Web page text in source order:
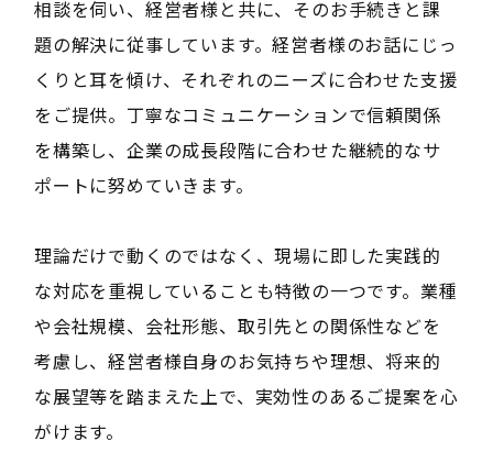
相談を伺い、経営者様と共に、そのお手続きと課
題の解決に従事しています。経営者様のお話にじっ
くりと耳を傾け、それぞれのニーズに合わせた支援
をご提供。丁寧なコミュニケーションで信頼関係
を構築し、企業の成長段階に合わせた継続的なサ
ポートに努めていきます。
理論だけで動くのではなく、現場に即した実践的
な対応を重視していることも特徴の一つです。業種
や会社規模、会社形態、取引先との関係性などを
考慮し、経営者様自身のお気持ちや理想、将来的
な展望等を踏まえた上で、実効性のあるご提案を心
がけます。